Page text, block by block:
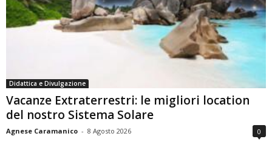
Didattica e Divulgazione
Vacanze Extraterrestri: le migliori location
del nostro Sistema Solare
Agnese Caramanico - 8 Agosto 2026 0